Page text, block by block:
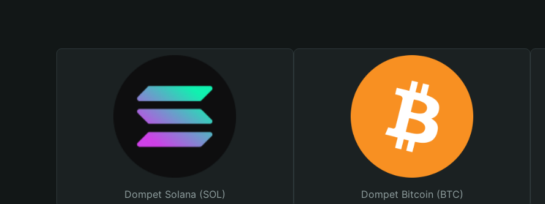
Dompet Solana (SOL) Dompet Bitcoin (BTC)